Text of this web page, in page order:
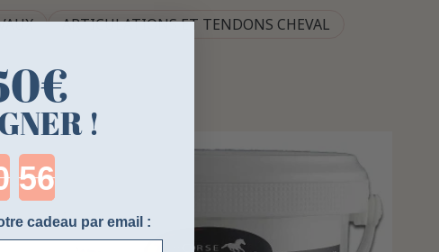
ARTICULATIONS ET TENDONS CHEVAL
!
Countdown ends in:
cadeau par email :